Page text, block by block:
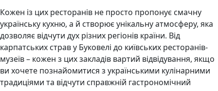
Кожен із цих ресторанів не просто пропонує смачну
українську кухню, а й створює унікальну атмосферу, яка
дозволяє відчути дух різних регіонів країни. Від
карпатських страв у Буковелі до київських ресторанів-
музеїв – кожен з цих закладів вартий відвідування, якщо
ви хочете познайомитися з українськими кулінарними
традиціями та відчути справжній гастрономічний